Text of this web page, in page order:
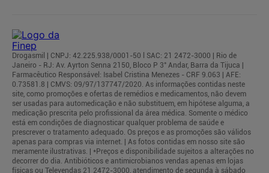
Drogasmil | CNPJ: 42.225.938/0001-50 l SAC: 21 2472-3000 | Rio de
Janeiro - RJ: Av. Ayrton Senna 2150, Bloco P 3° Andar, Barra da Tijuca |
Farmacêutico Responsável: Isabel Cristina Menezes - CRF 9.063 | AFE:
0.73581.8 | CMVS: 09/97/137747/2020. As informações contidas neste
site, como promoções e ofertas de remédios e medicamentos, não devem
ser usadas para automedicação e não substituem, em hipótese alguma, a
medicação prescrita pelo profissional da área médica. Somente o médico
está em condições de diagnosticar qualquer problema de saúde e
prescrever o tratamento adequado. Os preços e as promoções são válidos
apenas para compras via internet. | As fotos contidas em nosso site são
meramente ilustrativas. | *Preços e disponibilidade sujeitos a alterações no
decorrer do dia. Antibióticos e antimicrobianos vendas apenas em lojas
físicas ou Televendas 21 2472-3000, atendimento de segunda à sábado